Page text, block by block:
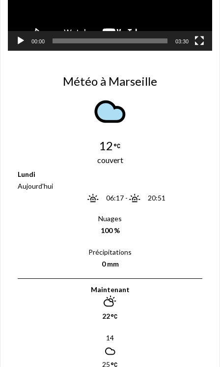
00:00 03:30
Météo à Marseille
12
couvert
Lundi
Aujourd'hui
06:17- 20:51
Nuages
100 %
Précipitations
0 mm
Maintenant
22
14
25